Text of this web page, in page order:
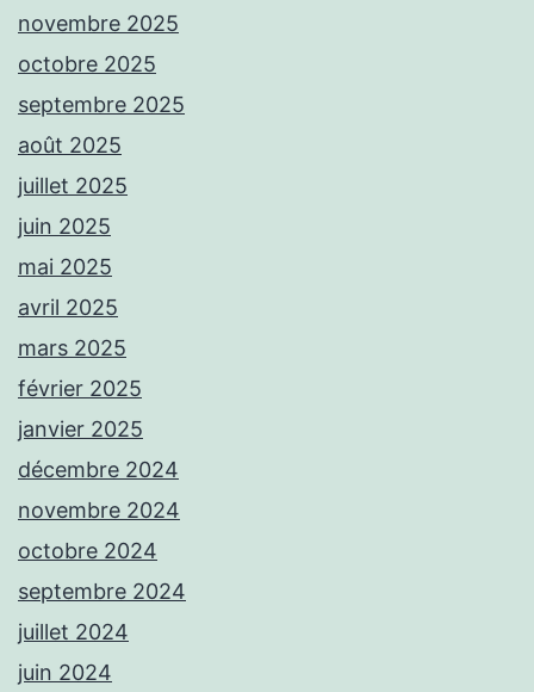
novembre 2025
octobre 2025
septembre 2025
août 2025
juillet 2025
juin 2025
mai 2025
avril 2025
mars 2025
février 2025
janvier 2025
décembre 2024
novembre 2024
octobre 2024
septembre 2024
juillet 2024
juin 2024